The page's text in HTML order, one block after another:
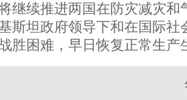
继续推进两国在防灾减灾和
斯坦政府领导下和在国际社
胜困难，早日恢复正常生产